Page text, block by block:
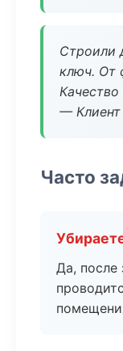
Строили
ключ. От
— Клиент
Часто
Да, после